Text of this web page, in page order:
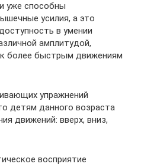
уже способны
усилия, а это
в умении
амплитудой,
более быстрым движениям
упражнений
детям данного возраста
движений: вверх, вниз,
восприятие